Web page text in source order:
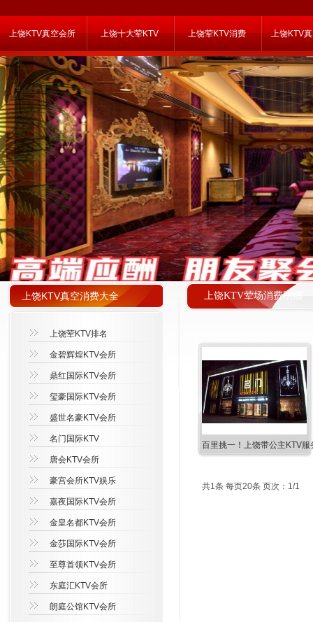
上饶KTV真空会所 上饶十大荤KTV 上饶荤KTV消费 上饶KTV
上饶KTV荤场消费明细
百里挑一！上饶带公主KTV
共1条 每页20条 页次：1/1
上饶KTV真空消费大全
上饶荤KTV排名
金碧辉煌KTV会所
鼎红国际KTV会所
玺豪国际KTV会所
盛世名豪KTV会所
名门国际KTV
唐会KTV会所
豪宫会所KTV娱乐
嘉夜国际KTV会所
金皇名都KTV会所
金莎国际KTV会所
至尊首领KTV会所
东庭汇KTV会所
朗庭公馆KTV会所